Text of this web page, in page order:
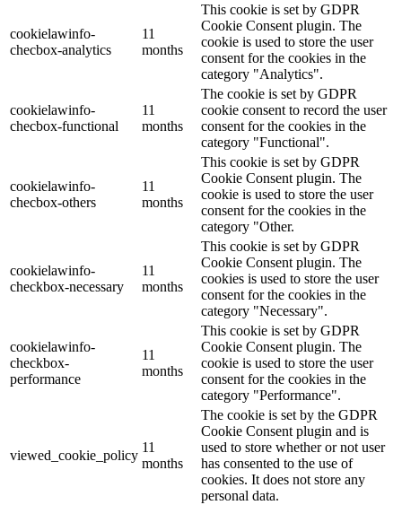
cookielawinfo-
checbox-analytics
11
months
This cookie is set by GDPR
Cookie Consent plugin. The
cookie is used to store the user
consent for the cookies in the
category "Analytics".
cookielawinfo-
checbox-functional
11
months
The cookie is set by GDPR
cookie consent to record the user
consent for the cookies in the
category "Functional".
cookielawinfo-
checbox-others
11
months
This cookie is set by GDPR
Cookie Consent plugin. The
cookie is used to store the user
consent for the cookies in the
category "Other.
cookielawinfo-
checkbox-necessary
11
months
This cookie is set by GDPR
Cookie Consent plugin. The
cookies is used to store the user
consent for the cookies in the
category "Necessary".
cookielawinfo-
checkbox-
performance
11
months
This cookie is set by GDPR
Cookie Consent plugin. The
cookie is used to store the user
consent for the cookies in the
category "Performance".
viewed_cookie_policy
11
months
The cookie is set by the GDPR
Cookie Consent plugin and is
used to store whether or not user
has consented to the use of
cookies. It does not store any
personal data.